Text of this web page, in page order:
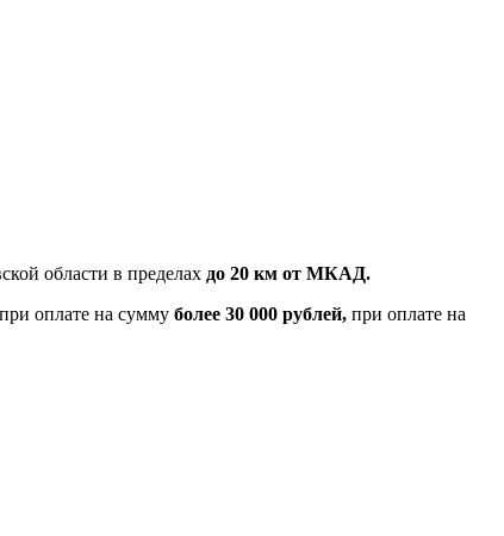
области в пределах до 20 км от МКАД.
оплате на сумму более 30 000 рублей, при оплате на